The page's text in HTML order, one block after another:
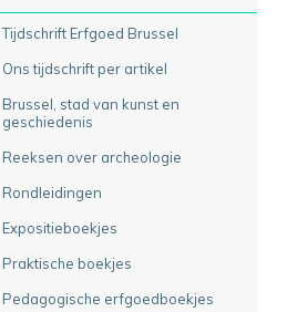
Tijdschrift Erfgoed Brussel
Ons tijdschrift per artikel
Brussel, stad van kunst en
geschiedenis
Reeksen over archeologie
Rondleidingen
Expositieboekjes
Praktische boekjes
Pedagogische erfgoedboekjes